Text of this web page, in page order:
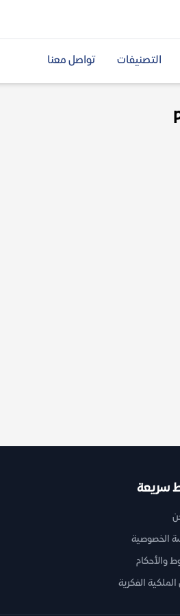
التصنيفات تواصل معنا
سريعة
الخصوصية
والأحكام
الفكرية